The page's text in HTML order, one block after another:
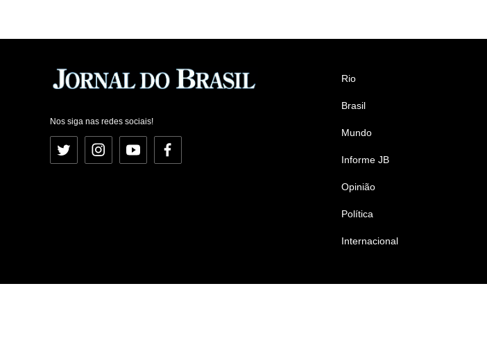
Nos siga nas redes sociais!
Twitter InstagramYouTubeFacebook
Rio
Brasil
Mundo
Informe JB
Opinião
Política
Internacional